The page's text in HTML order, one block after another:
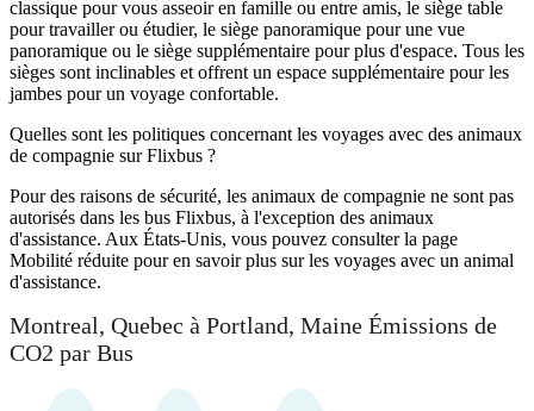
classique pour vous asseoir en famille ou entre amis, le siège table
pour travailler ou étudier, le siège panoramique pour une vue
panoramique ou le siège supplémentaire pour plus d'espace. Tous les
sièges sont inclinables et offrent un espace supplémentaire pour les
jambes pour un voyage confortable.
Quelles sont les politiques concernant les voyages avec des animaux
de compagnie sur Flixbus ?
Pour des raisons de sécurité, les animaux de compagnie ne sont pas
autorisés dans les bus Flixbus, à l'exception des animaux
d'assistance. Aux États-Unis, vous pouvez consulter la page
Mobilité réduite pour en savoir plus sur les voyages avec un animal
d'assistance.
Montreal, Quebec à Portland, Maine Émissions de
CO2 par Bus